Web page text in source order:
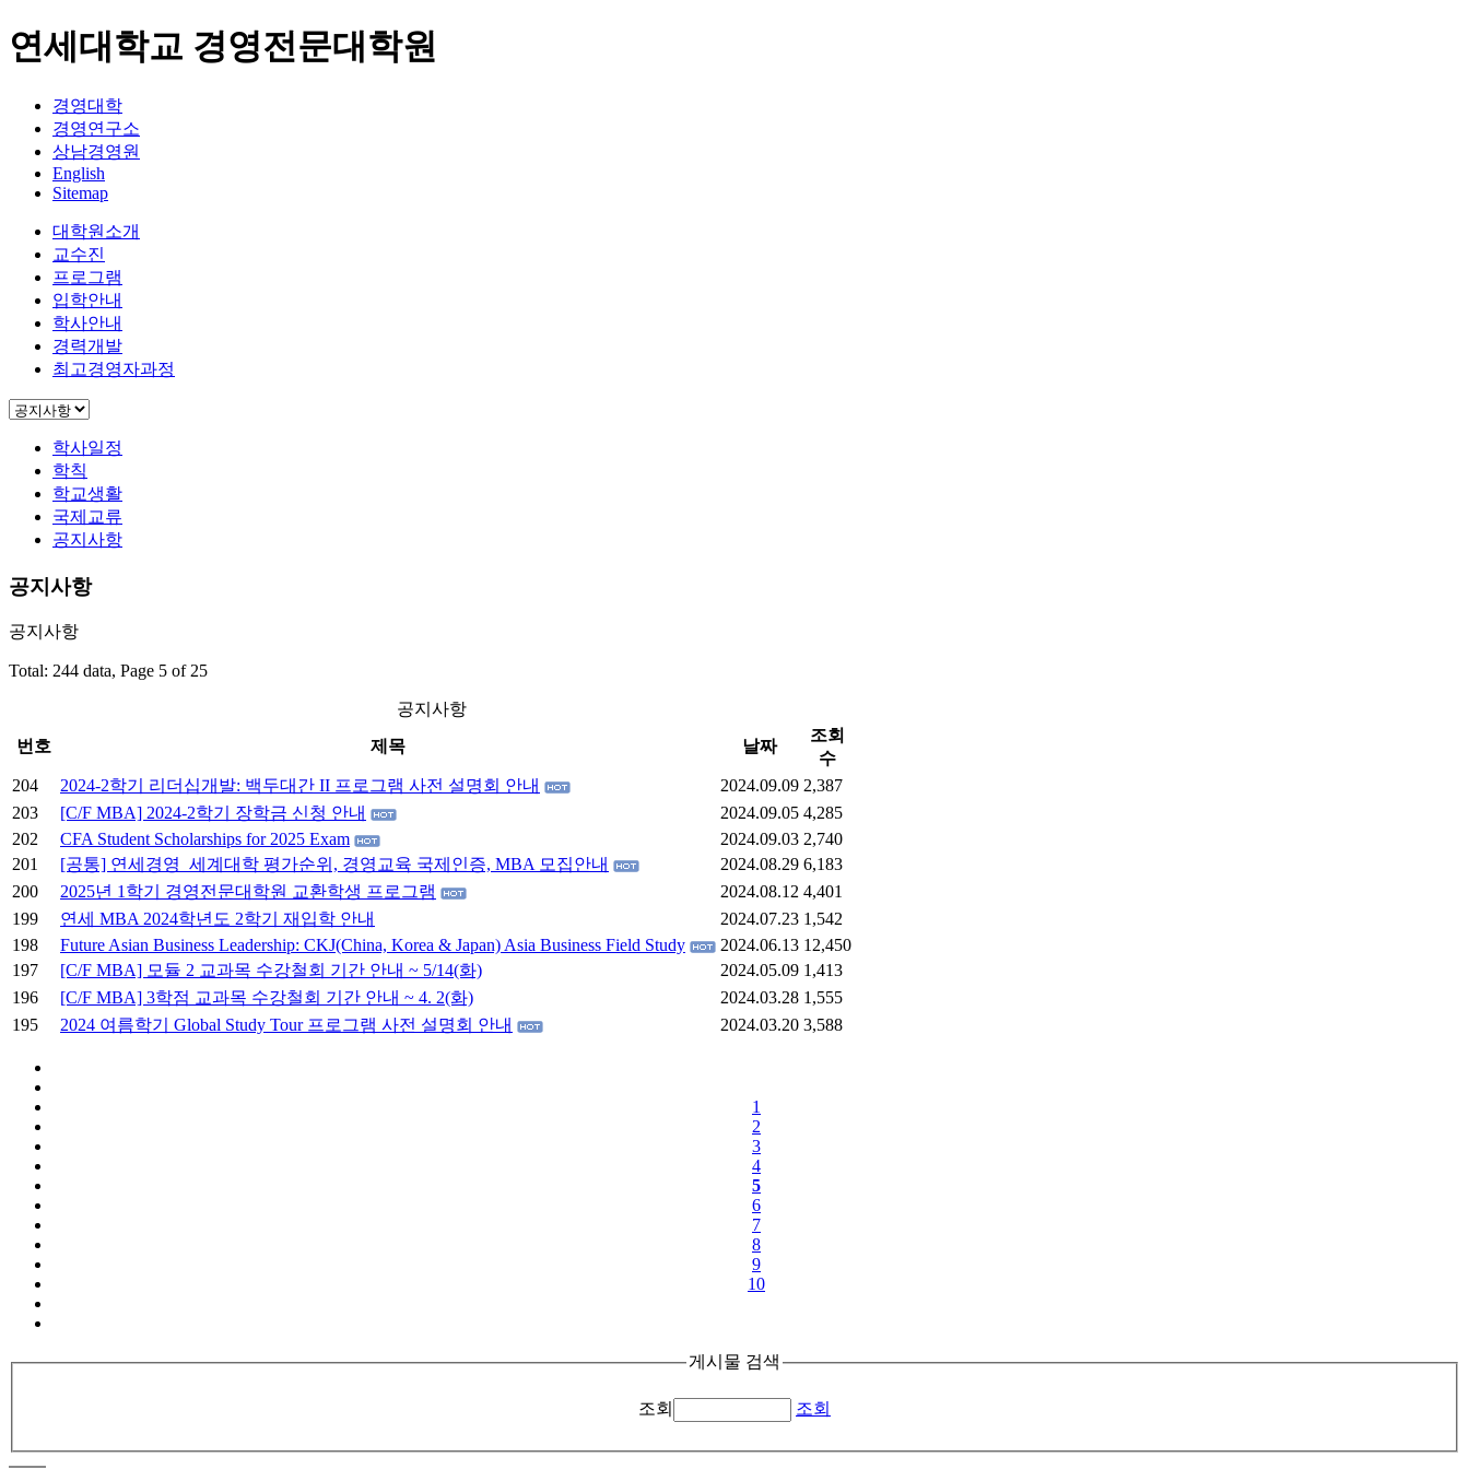
연세대학교 경영전문대학원
경영대학
경영연구소
상남경영원
English
Sitemap
대학원소개
교수진
프로그램
입학안내
학사안내
경력개발
최고경영자과정
학사일정
학칙
학교생활
국제교류
공지사항
공지사항
공지사항
Total: 244 data, Page 5 of 25
공지사항
번호
제목 날짜
조회
수
204
2024-2학기 리더십개발: 백두대간 II 프로그램 사전 설명회 안내 2024.09.09 2,387
203
[C/F MBA] 2024-2학기 장학금 신청 안내 2024.09.05 4,285
202
CFA Student Scholarships for 2025 Exam 2024.09.03 2,740
201
[공통] 연세경영_세계대학 평가순위, 경영교육 국제인증, MBA 모집안내 2024.08.29 6,183
200
2025년 1학기 경영전문대학원 교환학생 프로그램 2024.08.12 4,401
199
연세 MBA 2024학년도 2학기 재입학 안내 2024.07.23 1,542
198
Future Asian Business Leadership: CKJ(China, Korea & Japan) Asia Business Field Study 2024.06.13 12,450
197
[C/F MBA] 모듈 2 교과목 수강철회 기간 안내 ~ 5/14(화) 2024.05.09 1,413
196
[C/F MBA] 3학점 교과목 수강철회 기간 안내 ~ 4. 2(화) 2024.03.28 1,555
195
2024 여름학기 Global Study Tour 프로그램 사전 설명회 안내 2024.03.20 3,588
1
2
3
4
5
6
7
8
9
10
게시물 검색
조회 조회